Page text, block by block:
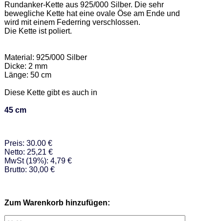
Rundanker-Kette aus 925/000 Silber. Die sehr
bewegliche Kette hat eine ovale Öse am Ende und
wird mit einem Federring verschlossen.
Die Kette ist poliert.
Material: 925/000 Silber
Dicke: 2 mm
Länge: 50 cm
Diese Kette gibt es auch in
45 cm
Preis: 30.00 €
Netto: 25,21 €
MwSt (19%): 4,79 €
Brutto: 30,00 €
Zum Warenkorb hinzufügen: